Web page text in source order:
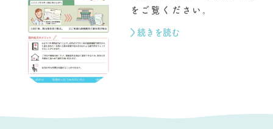
をご覧ください。
続きを読む